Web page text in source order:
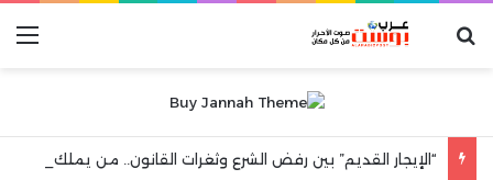
بحث عن